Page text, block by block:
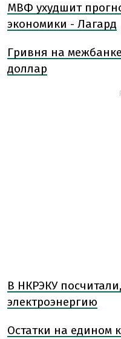
МВФ ухудшит
экономики - Лагард
Гривня на
доллар
В НКРЭКУ
электроэнергию
Остатки на едином